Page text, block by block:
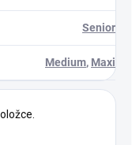
Senior
Medium, Maxi